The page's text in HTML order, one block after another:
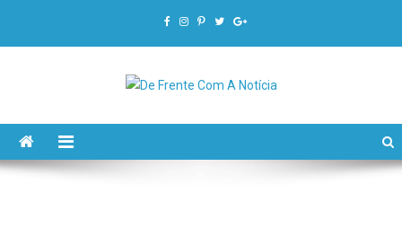
De Frente Com A Notícia